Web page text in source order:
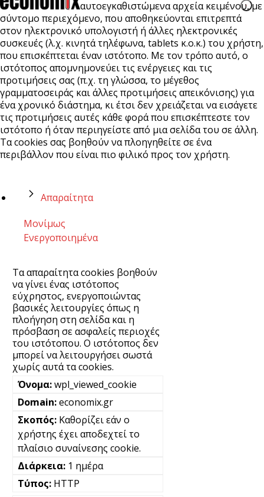
αυτοεγκαθιστώμενα αρχεία κειμένου, με
σύντομο περιεχόμενο, που αποθηκεύονται επιτρεπτά
στον ηλεκτρονικό υπολογιστή ή άλλες ηλεκτρονικές
συσκευές (λ.χ. κινητά τηλέφωνα, tablets κ.ο.κ.) του χρήστη,
που επισκέπτεται έναν ιστότοπο. Με τον τρόπο αυτό, ο
ιστότοπος απομνημονεύει τις ενέργειες και τις
προτιμήσεις σας (π.χ. τη γλώσσα, το μέγεθος
γραμματοσειράς και άλλες προτιμήσεις απεικόνισης) για
ένα χρονικό διάστημα, κι έτσι δεν χρειάζεται να εισάγετε
τις προτιμήσεις αυτές κάθε φορά που επισκέπτεστε τον
ιστότοπο ή όταν περιηγείστε από μια σελίδα του σε άλλη.
Τα cookies σας βοηθούν να πλοηγηθείτε σε ένα
περιβάλλον που είναι πιο φιλικό προς τον χρήστη.
Απαραίτητα
Μονίμως
Ενεργοποιημένα
Τα απαραίτητα cookies βοηθούν
να γίνει ένας ιστότοπος
εύχρηστος, ενεργοποιώντας
βασικές λειτουργίες όπως η
πλοήγηση στη σελίδα και η
πρόσβαση σε ασφαλείς περιοχές
του ιστότοπου. Ο ιστότοπος δεν
μπορεί να λειτουργήσει σωστά
χωρίς αυτά τα cookies.
wpl_viewed_cookie
economix.gr
Καθορίζει εάν ο
χρήστης έχει αποδεχτεί το
πλαίσιο συναίνεσης cookie.
1 ημέρα
HTTP